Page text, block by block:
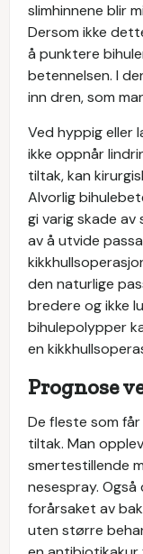
slimhinnene blir
Dersom ikke
å punktere
betennelsen. I
inn dren, som
Ved hyppig eller
ikke oppnår
tiltak, kan
Alvorlig
gi varig skade av
av å utvide
den naturlige
bredere og ikke
bihulepolypper
en
Prognose
De fleste som
tiltak. Man
smertestillende
nesespray.
forårsaket av
uten større